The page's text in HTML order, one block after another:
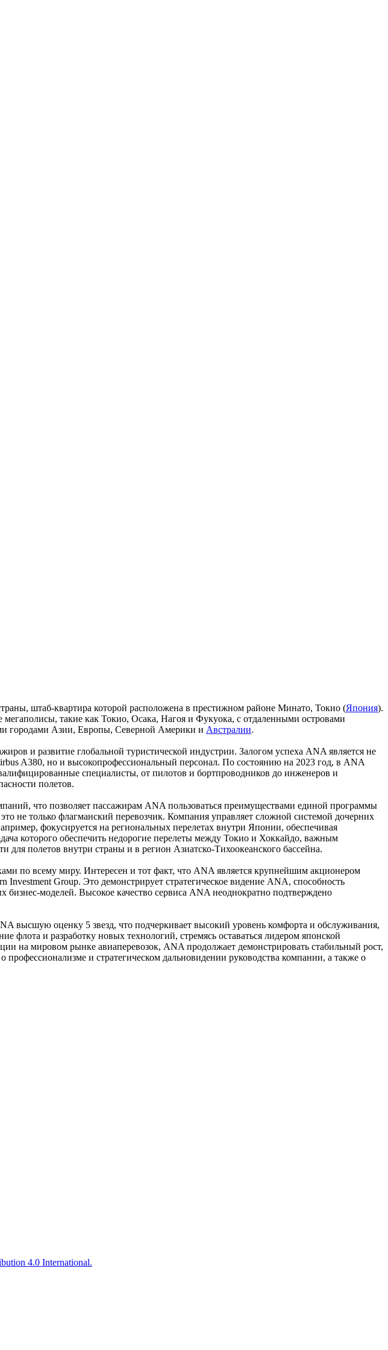
штаб-квартира которой расположена в престижном районе Минато, Токио (Япония).
такие как Токио, Осака, Нагоя и Фукуока, с отдаленными островами
городами Азии, Европы, Северной Америки и Австралии.
и развитие глобальной туристической индустрии. Залогом успеха ANA является не
A380, но и высокопрофессиональный персонал. По состоянию на 2023 год, в ANA
специалисты, от пилотов и бортпроводников до инженеров и
полетов.
что позволяет пассажирам ANA пользоваться преимуществами единой программы
не только флагманский перевозчик. Компания управляет сложной системой дочерних
фокусируется на региональных перелетах внутри Японии, обеспечивая
которого обеспечить недорогие перелеты между Токио и Хоккайдо, важным
полетов внутри страны и в регион Азиатско-Тихоокеанского бассейна.
по всему миру. Интересен и тот факт, что ANA является крупнейшим акционером
Investment Group. Это демонстрирует стратегическое видение ANA, способность
моделей. Высокое качество сервиса ANA неоднократно подтверждено
высшую оценку 5 звезд, что подчеркивает высокий уровень комфорта и обслуживания,
и разработку новых технологий, стремясь оставаться лидером японской
на мировом рынке авиаперевозок, ANA продолжает демонстрировать стабильный рост,
и стратегическом дальновидении руководства компании, а также о
4.0 International.